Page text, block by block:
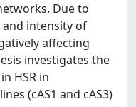
Due to
intensity of
affecting
investigates the
HSR in
(cAS1 and cAS3)